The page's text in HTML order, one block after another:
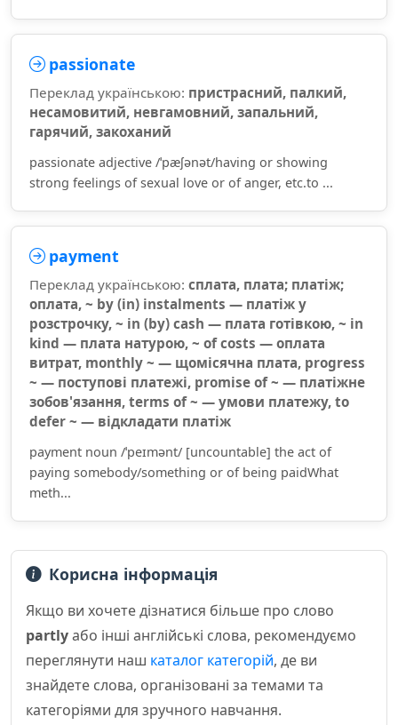
passionate
Переклад українською: пристрасний, палкий,
несамовитий, невгамовний, запальний,
гарячий, закоханий
passionate adjective /ˈpæʃənət/having or showing
strong feelings of sexual love or of anger, etc.to ...
payment
Переклад українською: сплата, плата; платіж;
оплата, ~ by (in) instalments — платіж у
розстрочку, ~ in (by) cash — плата готівкою, ~ in
kind — плата натурою, ~ of costs — оплата
витрат, monthly ~ — щомісячна плата, progress
~ — поступові платежі, promise of ~ — платіжне
зобов'язання, terms of ~ — умови платежу, to
defer ~ — відкладати платіж
payment noun /ˈpeɪmənt/ [uncountable] the act of
paying somebody/something or of being paidWhat
meth...
Корисна інформація
Якщо ви хочете дізнатися більше про слово
partlyабо інші англійські слова, рекомендуємо
переглянути наш каталог категорій, де ви
знайдете слова, організовані за темами та
категоріями для зручного навчання.